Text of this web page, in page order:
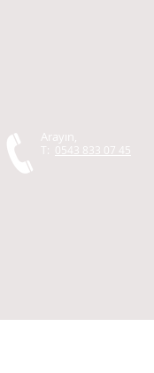
Arayın,
T: 0543 833 07 45